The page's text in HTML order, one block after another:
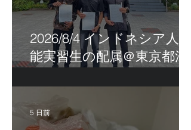
2026/8/4 インドネシア人技
能実習生の配属＠東京都江
5 日前